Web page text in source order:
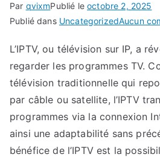
Par qvixmPublié leoctobre 2, 2025
Publié dans UncategorizedAucun
L’IPTV, ou télévision sur IP, a
regarder les programmes TV.
télévision traditionnelle qui
par câble ou satellite, l’IPTV
programmes via la connexion
ainsi une adaptabilité sans
bénéfice de l’IPTV est la